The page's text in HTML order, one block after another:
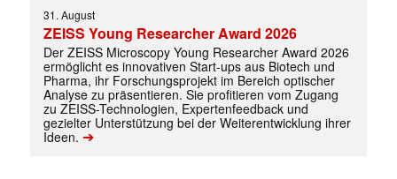
31. August
ZEISS Young Researcher Award 2026
Der ZEISS Microscopy Young Researcher Award 2026
ermöglicht es innovativen Start-ups aus Biotech und
Pharma, ihr Forschungsprojekt im Bereich optischer
Analyse zu präsentieren. Sie profitieren vom Zugang
zu ZEISS-Technologien, Expertenfeedback und
gezielter Unterstützung bei der Weiterentwicklung ihrer
Ideen. ➔